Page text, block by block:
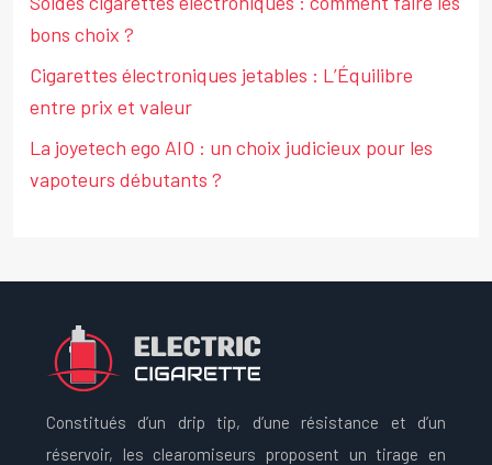
bons choix ?
Cigarettes électroniques jetables : L’Équilibre
entre prix et valeur
La joyetech ego AIO : un choix judicieux pour les
vapoteurs débutants ?
Constitués d’un drip tip, d’une résistance et d’un
réservoir, les clearomiseurs proposent un tirage en